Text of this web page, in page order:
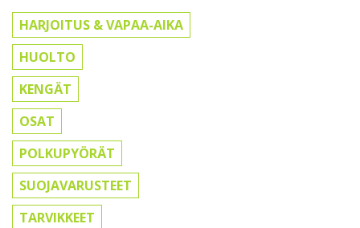
HARJOITUS & VAPAA-AIKA
HUOLTO
KENGÄT
OSAT
POLKUPYÖRÄT
SUOJAVARUSTEET
TARVIKKEET